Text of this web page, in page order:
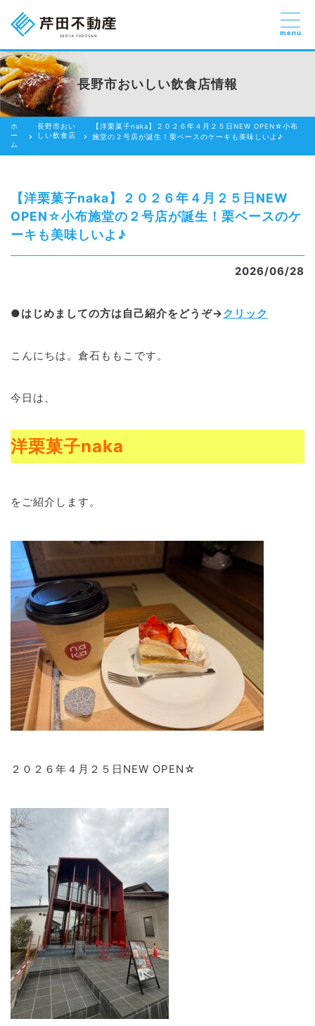
売りたい
貸したい方
依頼する
借りたい
買いたい
賃貸管理のご提案
芹田不動産の強み
会社紹介
お部屋探し専用LINEはこちら
menu
長野市おいしい飲食店情報
ホ
ー
ム
長野市おい
しい飲食店
【洋栗菓子naka】２０２６年４月２５日NEW OPEN☆小布
施堂の２号店が誕生！栗ベースのケーキも美味しいよ♪
【洋栗菓子naka】２０２６年４月２５日NEW
OPEN☆小布施堂の２号店が誕生！栗ベースのケ
ーキも美味しいよ♪
2026/06/28
●はじめましての方は自己紹介をどうぞ→クリック
こんにちは。倉石ももこです。
今日は、
洋栗菓子naka
をご紹介します。
２０２６年４月２５日NEW OPEN☆